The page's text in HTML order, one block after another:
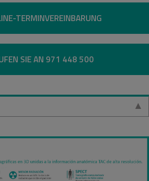
TERMINVEREINBARUNG
SIE AN 971 448 500